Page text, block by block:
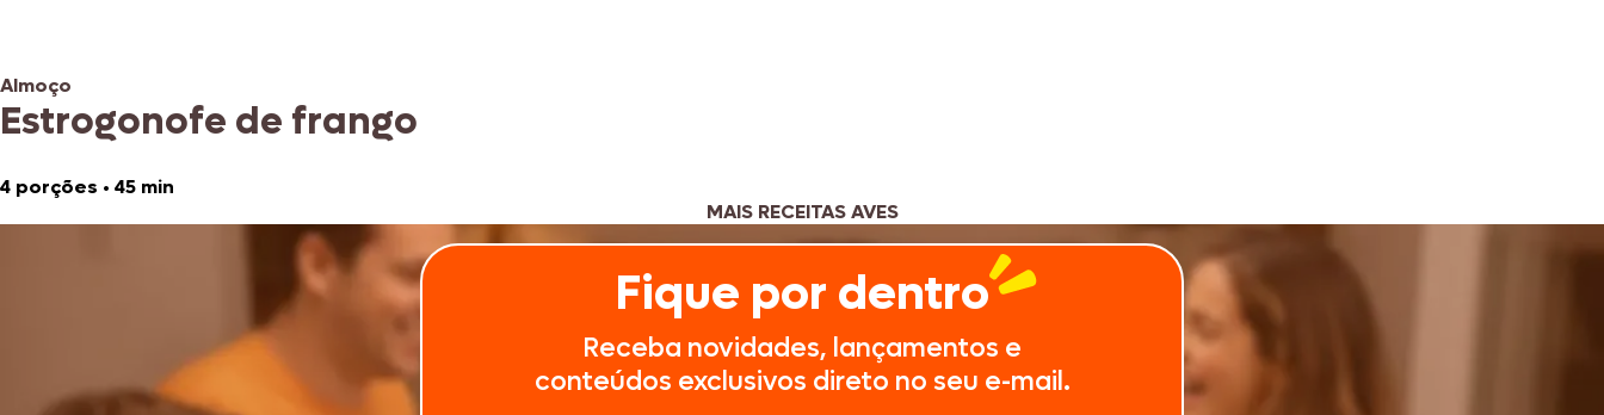
Almoço
Estrogonofe de frango
4 porções • 45 min
MAIS RECEITAS AVES
Fique por dentro
Receba novidades, lançamentos e
conteúdos exclusivos direto no seu e-mail.